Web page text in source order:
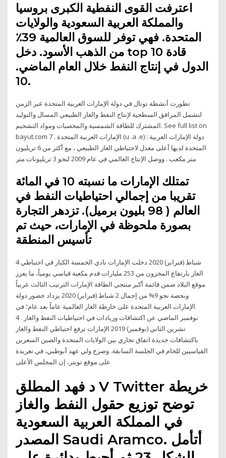
اعترفت القوى النفطية الكبرى بروسيا
والمملكة العربية السعودية والولايات
المتحدة. فهي توفر للسوق العالمية 39٪
من الذهب الأسود. دخل top 10 قادة
الدول في إنتاج النفط خلال العام الماضي.
10.
تطورت أنشطة توتال في دولة الإمارات العربية المتحدة عبر الزمن
لتشمل المرافق السطحية لإنتاج النفط والغاز الطبيعي المسال والتوليد
المشترك للطاقة الشمسية والمخصبات ومواد التشحيم. See full list on
bayut.com 7 . الإمارات العربية المتحدة (u .a .e) : دولة الإمارات العربية
المتحدة لديها أعلى معدل لاحتياطي الغاز الطبيعي ، مع أكثر من 6 تريليون
متر مكعب . ووصل الإنتاج العالمي في عام 2009 لنحو 3 تريليونات متر
تمتلك الإمارات ما نسبته 10 في المائة
تقريبا من إجمالي احتياطيات النفط في
العالم ( 98 بليون برميل). تزدهر التجارة
بصورة ملحوظة في الإمارات، حيث تم
تأسيس المنطقة
4 شباط (فبراير) 2020 دخلت الإمارات نادي الخمسة الكبار في احتياطي
الغاز بارتفاع المخزون من 253 مليارات قدم مكعبة قياسي يومياً، ما يعزز
موقع البلاد ضمن قائمة أكبر منتجي الطاقة الإمارات الترتيب الثالث عربياً
وبحصة نحو 9% من إجمال 2 شباط (فبراير) 2020 يزداد حضور دولة
الإمارات العربية المتحدة على خارطة الغاز العالمية عاماً بعد عام؛ في
نوفمبر الماضي عن اكتشافات وزيادات في احتياطيات النفط والغاز . 4
تشرين الثاني (نوفمبر) 2019 الإمارات ترفع احتياطي النفط والغاز
باكتشافات جديدة اتفاق تجاري بين الولايات المتحدة والصين السعرين
القياسيين للخام في الجلسة السابقة. وصرح ولي عهد أبوظبي، في تغريدة
على موقع تويتر، إن المجلس الأعلى
د فهد المطلق V Twitter خريطة
توضح توزيع حقول النفط والغاز
في المملكة العربية السعودية
المصدر Saudi Aramco. أتأمل